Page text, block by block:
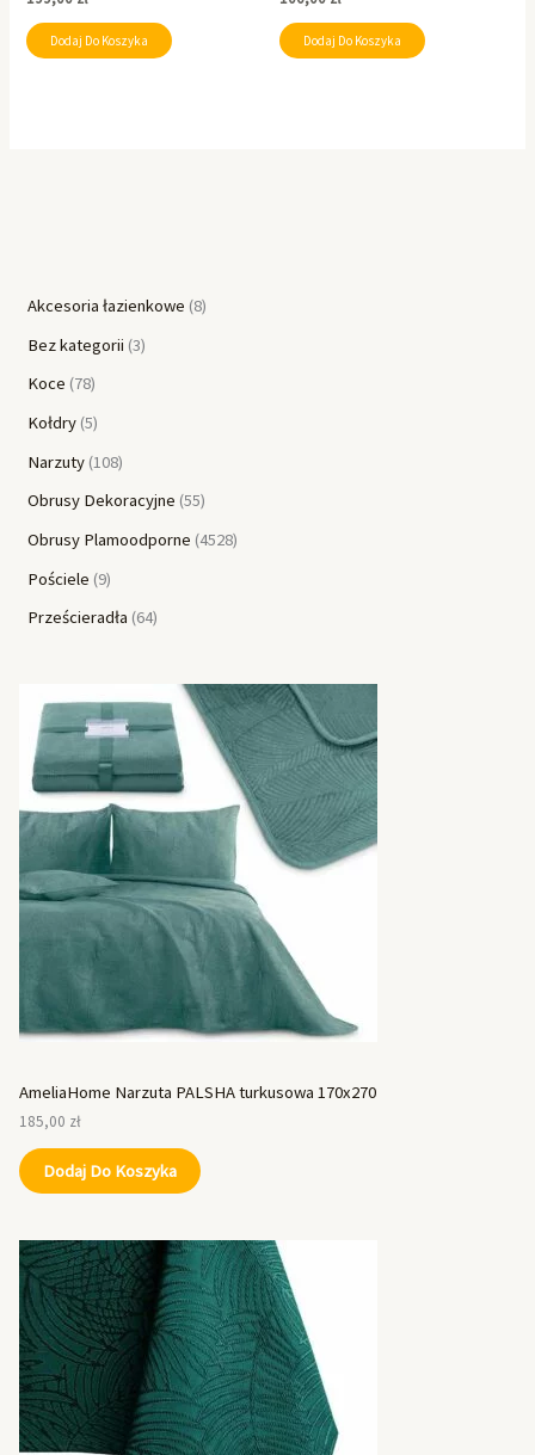
Akcesoria łazienkowe 8
Bez kategorii 3
Koce 78
Kołdry 5
Narzuty 108
Obrusy Dekoracyjne 55
Obrusy Plamoodporne 4528
Pościele 9
Prześcieradła 64
AmeliaHome Narzuta PALSHA turkusowa 170x270
185,00 zł
Dodaj Do Koszyka
Dodaj Do Koszyka Dodaj Do Koszyka